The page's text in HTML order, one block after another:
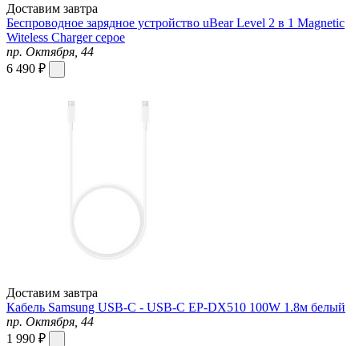
Доставим завтра
Беспроводное зарядное устройство uBear Level 2 в 1 Magnetic
Witeless Charger серое
пр. Октября, 44
6 490 ₽
Доставим завтра
Кабель Samsung USB-C - USB-C EP-DX510 100W 1.8м белый
пр. Октября, 44
1 990 ₽